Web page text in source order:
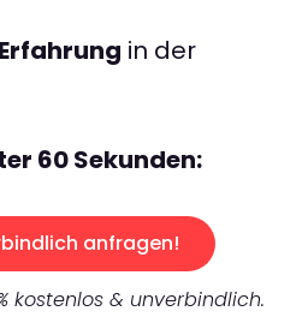
in der
60 Sekunden:
anfragen!
kostenlos & unverbindlich.